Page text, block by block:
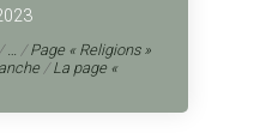
/… /Page « Religions »
/La page «